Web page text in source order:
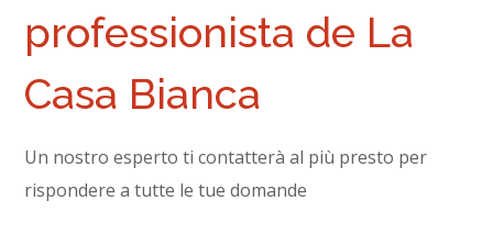
professionista de La
Casa Bianca
Un nostro esperto ti contatterà al più presto per
rispondere a tutte le tue domande